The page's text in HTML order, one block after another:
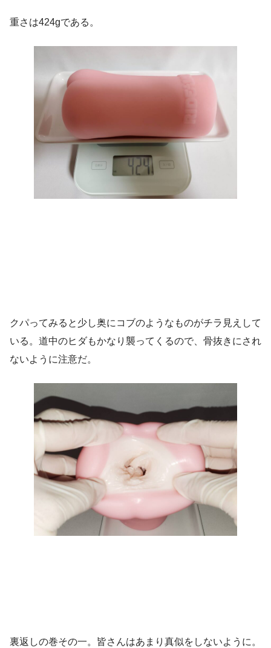
重さは424gである。
クパってみると少し奥にコブのようなものがチラ見えして
いる。道中のヒダもかなり襲ってくるので、骨抜きにされ
ないように注意だ。
裏返しの巻その一。皆さんはあまり真似をしないように。